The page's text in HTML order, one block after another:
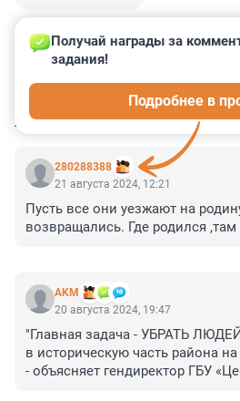
КОММЕНТАРИИ 60
280288388
Получай награды за
задания!
Подробнее в
21 августа 2024, 12:21
Пусть все они уезжают на
возвращались. Где родился ,там
AKM
20 августа 2024, 19:47
"Главная задача - УБРАТЬ
в историческую часть района
- объясняет гендиректор ГБУ